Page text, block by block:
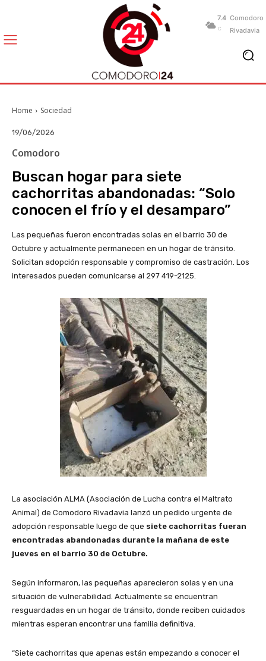
7.4
C
Comodoro
Rivadavia
Home Sociedad
19/06/2026
Comodoro
Buscan hogar para siete
cachorritas abandonadas: “Solo
conocen el frío y el desamparo”
Las pequeñas fueron encontradas solas en el barrio 30 de
Octubre y actualmente permanecen en un hogar de tránsito.
Solicitan adopción responsable y compromiso de castración. Los
interesados pueden comunicarse al 297 419-2125.
La asociación ALMA (Asociación de Lucha contra el Maltrato
Animal) de Comodoro Rivadavia lanzó un pedido urgente de
adopción responsable luego de que siete cachorritas fueran
encontradas abandonadas durante la mañana de este
jueves en el barrio 30 de Octubre.
Según informaron, las pequeñas aparecieron solas y en una
situación de vulnerabilidad. Actualmente se encuentran
resguardadas en un hogar de tránsito, donde reciben cuidados
mientras esperan encontrar una familia definitiva.
“Siete cachorritas que apenas están empezando a conocer el